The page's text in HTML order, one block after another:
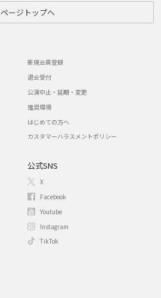
ページトップへ
新規会員登録
退会受付
公演中止・延期・変更
推奨環境
はじめての方へ
カスタマーハラスメントポリシー
公式SNS
X
Facebook
Youtube
Instagram
TikTok